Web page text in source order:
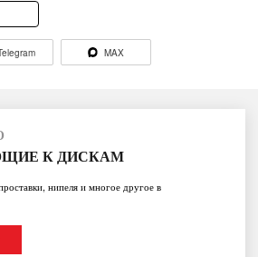
MAX
К ДИСКАМ
нипеля и многое другое в